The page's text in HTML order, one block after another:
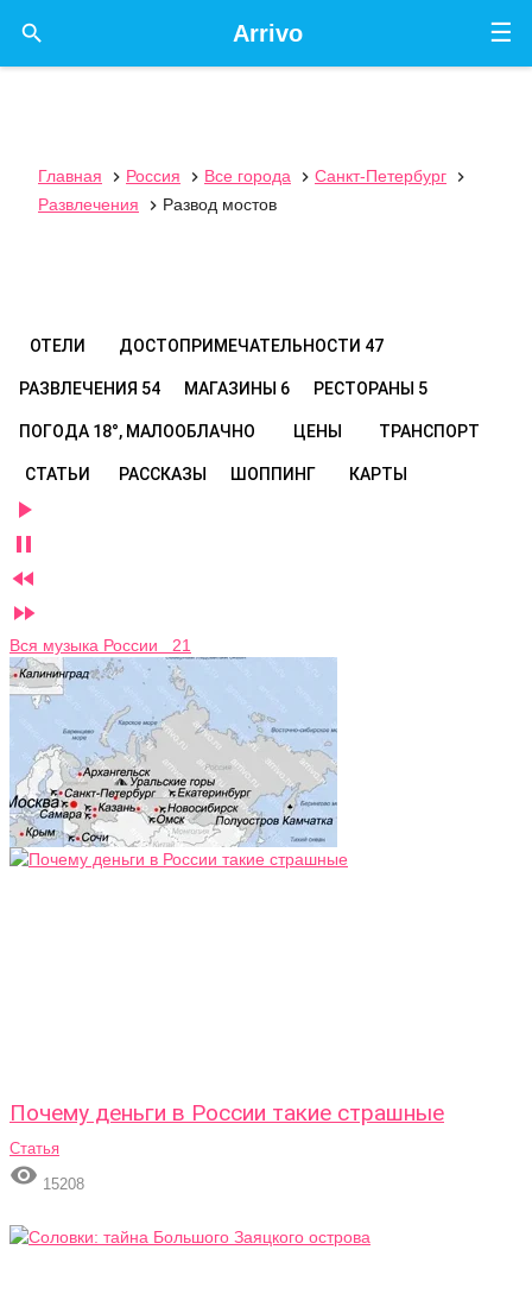
☰
Arrivo

Главная  Россия  Все города  Санкт-Петербург

Развлечения
 Развод мостов
ОТЕЛИ ДОСТОПРИМЕЧАТЕЛЬНОСТИ 47
РАЗВЛЕЧЕНИЯ 54 МАГАЗИНЫ 6 РЕСТОРАНЫ 5
ПОГОДА 18°, МАЛООБЛАЧНО ЦЕНЫ ТРАНСПОРТ
СТАТЬИ РАССКАЗЫ ШОППИНГ КАРТЫ




Вся музыка России 21
Почему деньги в России такие страшные
Статья
 15208